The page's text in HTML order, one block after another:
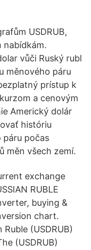
USDRUB,
nabídkám.
vůči Ruský rubl
měnového páru
prístup k
a cenovým
Americký dolár
históriu
páru počas
měn všech zemí.
exchange
RUBLE
buying &
chart.
(USDRUB)
(USDRUB)